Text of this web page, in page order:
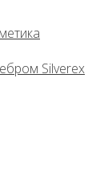
Silverex